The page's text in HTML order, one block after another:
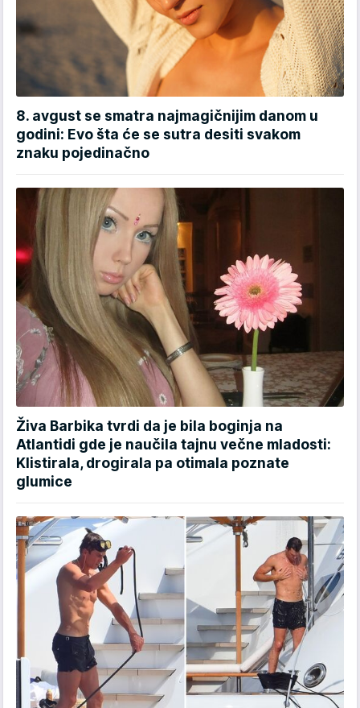
8. avgust se smatra najmagičnijim danom u
godini: Evo šta će se sutra desiti svakom
znaku pojedinačno
Živa Barbika tvrdi da je bila boginja na
Atlantidi gde je naučila tajnu večne mladosti:
Klistirala, drogirala pa otimala poznate
glumice